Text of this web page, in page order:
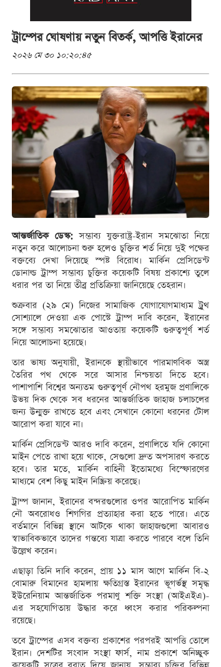
ট্রাম্পের ঘোষণায় নতুন বিতর্ক, আপত্তি ইরানের
২০২৬ মে ৩০ ১০:২০:৪৫
আন্তর্জাতিক ডেস্ক: সম্ভাব্য যুক্তরাষ্ট্র-ইরান সমঝোতা নিয়ে
নতুন করে আলোচনা শুরু হলেও চুক্তির শর্ত নিয়ে দুই পক্ষের
বক্তব্যে দেখা দিয়েছে স্পষ্ট বিরোধ। মার্কিন প্রেসিডেন্ট
ডোনাল্ড ট্রাম্প সম্ভাব্য চুক্তির কয়েকটি বিষয় প্রকাশ্যে তুলে
ধরার পর তা নিয়ে তীব্র প্রতিক্রিয়া জানিয়েছে তেহরান।
শুক্রবার (২৯ মে) নিজের সামাজিক যোগাযোগমাধ্যম ট্রুথ
সোশ্যালে দেওয়া এক পোস্টে ট্রাম্প দাবি করেন, ইরানের
সঙ্গে সম্ভাব্য সমঝোতার আওতায় কয়েকটি গুরুত্বপূর্ণ শর্ত
নিয়ে আলোচনা হয়েছে।
তার ভাষ্য অনুযায়ী, ইরানকে স্থায়ীভাবে পারমাণবিক অস্ত্র
তৈরির পথ থেকে সরে আসার নিশ্চয়তা দিতে হবে।
পাশাপাশি বিশ্বের অন্যতম গুরুত্বপূর্ণ নৌপথ হরমুজ প্রণালিকে
উভয় দিক থেকে সব ধরনের আন্তর্জাতিক জাহাজ চলাচলের
জন্য উন্মুক্ত রাখতে হবে এবং সেখানে কোনো ধরনের টোল
আরোপ করা যাবে না।
মার্কিন প্রেসিডেন্ট আরও দাবি করেন, প্রণালিতে যদি কোনো
মাইন পেতে রাখা হয়ে থাকে, সেগুলো দ্রুত অপসারণ করতে
হবে। তার মতে, মার্কিন বাহিনী ইতোমধ্যে বিস্ফোরণের
মাধ্যমে বেশ কিছু মাইন নিষ্ক্রিয় করেছে।
ট্রাম্প জানান, ইরানের বন্দরগুলোর ওপর আরোপিত মার্কিন
নৌ অবরোধও শিগগির প্রত্যাহার করা হতে পারে। এতে
বর্তমানে বিভিন্ন স্থানে আটকে থাকা জাহাজগুলো আবারও
স্বাভাবিকভাবে তাদের গন্তব্যে যাত্রা করতে পারবে বলে তিনি
উল্লেখ করেন।
এছাড়া তিনি দাবি করেন, প্রায় ১১ মাস আগে মার্কিন বি-২
বোমারু বিমানের হামলায় ক্ষতিগ্রস্ত ইরানের ভূগর্ভস্থ সমৃদ্ধ
ইউরেনিয়াম আন্তর্জাতিক পরমাণু শক্তি সংস্থা (আইএইএ)-
এর সহযোগিতায় উদ্ধার করে ধ্বংস করার পরিকল্পনা
রয়েছে।
তবে ট্রাম্পের এসব বক্তব্য প্রকাশের পরপরই আপত্তি তোলে
ইরান। দেশটির সংবাদ সংস্থা ফার্স, নাম প্রকাশে অনিচ্ছুক